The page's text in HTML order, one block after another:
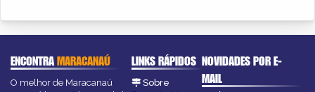
ENCONTRAMARACANAÚ
O melhor de Maracanaú
LINKS RÁPIDOS
Sobre
NOVIDADES POR E-
MAIL